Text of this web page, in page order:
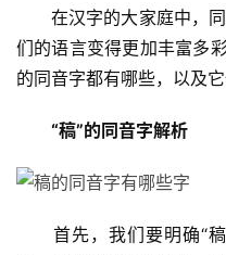
在汉字的大家庭中，同
们的语言变得更加丰富多
的同音字都有哪些，以及
“稿”的同音字解析
首先，我们要明确“稿